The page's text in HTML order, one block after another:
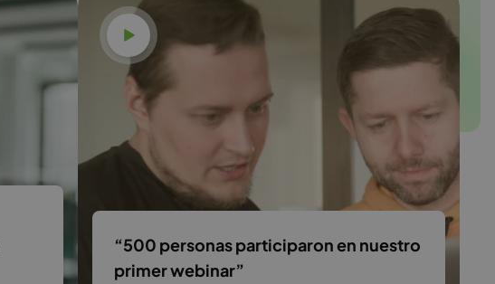
Ver vídeo
“500 personas participaron en nuestro
primer webinar”